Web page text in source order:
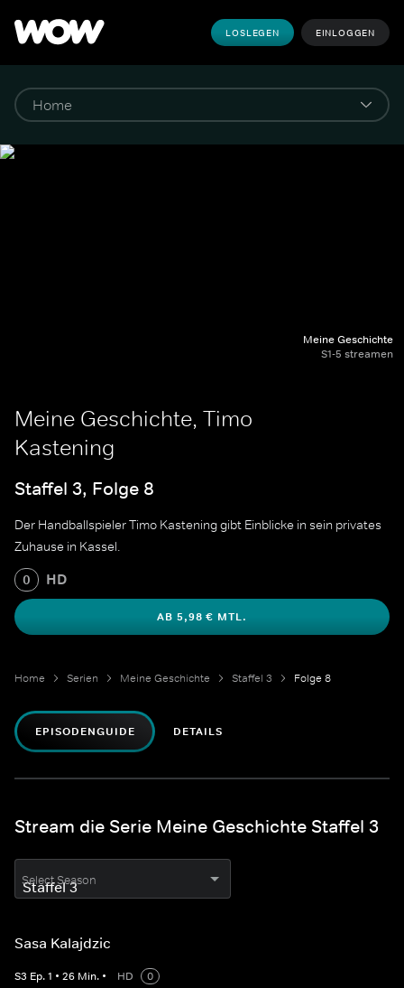
LOSLEGEN EINLOGGEN
Meine Geschichte
S1-5 streamen
Meine Geschichte, Timo
Kastening
Staffel 3, Folge 8
Der Handballspieler Timo Kastening gibt Einblicke in sein privates
Zuhause in Kassel.
0 HD
AB 5,98 € MTL.
Home Serien Meine Geschichte Staffel 3 Folge 8
EPISODENGUIDE DETAILS
Stream die Serie Meine Geschichte Staffel 3
Select Season
Sasa Kalajdzic
S3 Ep.1 • 26 Min. • HD
0